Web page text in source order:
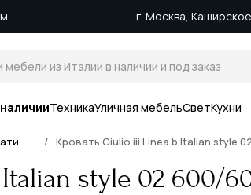
г. Москва,
ТехникаУличная мебельСветКухни
Кровать Giulio iii Linea b Italian style
style 02 600/